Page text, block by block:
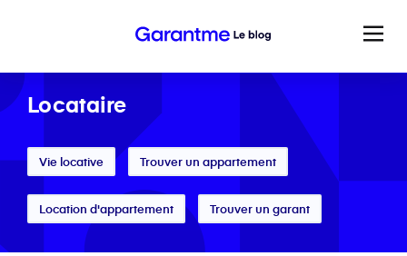
Locataire
Vie locative Trouver un appartement
Location d'appartement Trouver un garant